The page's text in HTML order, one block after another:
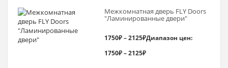
Межкомнатная дверь FLY Doors
"Ламинированные двери"
1750₽–2125₽Диапазон цен:
1750₽ – 2125₽